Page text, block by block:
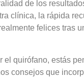
de los
clínica, la rápida
felices tras
el quirófano, estás
consejos que